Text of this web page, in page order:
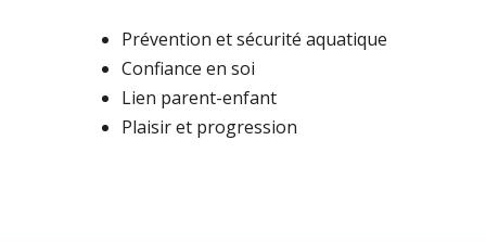
Prévention et sécurité aquatique
Confiance en soi
Lien parent-enfant
Plaisir et progression